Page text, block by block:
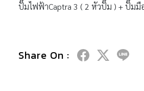
ปั๊มไฟฟ้าCaptra 3 ( 2 หัวปั๊ม ) + ปั๊มมื
Share On :